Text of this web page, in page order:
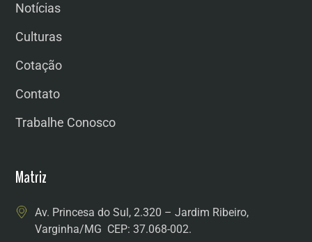
Notícias
Culturas
Cotação
Contato
Trabalhe Conosco
Matriz
Av. Princesa do Sul, 2.320 – Jardim Ribeiro,
Varginha/MG CEP: 37.068-002.